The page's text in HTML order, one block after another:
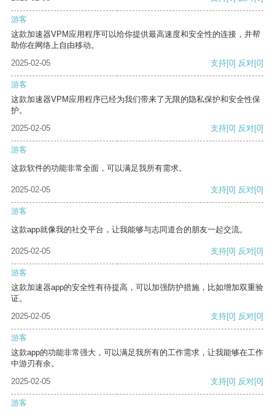
游客
这款加速器VPM应用程序可以给你提供最高速度和安全性的连接，并帮
助你在网络上自由移动。
2025-02-05
支持[0] 反对[0]
游客
这款加速器VPM应用程序已经为我们带来了无限的隐私保护和安全性保
护。
2025-02-05
支持[0] 反对[0]
游客
这款软件的功能非常全面，可以满足我所有需求。
2025-02-05 支持[0] 反对[0]
游客
这款app就像我的社交平台，让我能够与志同道合的朋友一起交流。
2025-02-05 支持[0] 反对[0]
游客
这款加速器app的安全性有待提高，可以加强防护措施，比如增加双重验
证。
2025-02-05
支持[0] 反对[0]
游客
这款app的功能非常强大，可以满足我所有的工作需求，让我能够在工作
中游刃有余。
2025-02-05
支持[0] 反对[0]
游客